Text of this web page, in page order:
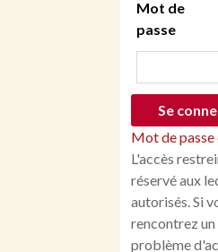
Mot de
passe
Mot de passe
L'accès
réservé aux
autorisés. Si
rencontrez un
problème